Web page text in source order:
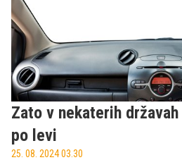
Zato v nekaterih
po levi
25. 08. 2024 03.30